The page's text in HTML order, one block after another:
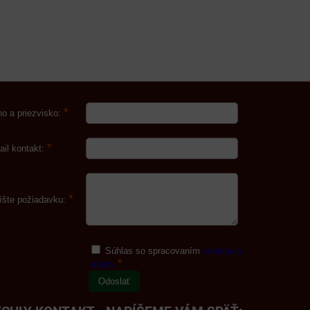
a priezvisko: *
kontakt: *
požiadavku: *
Súhlas so spracovanímosobných
údajov *
Odoslať